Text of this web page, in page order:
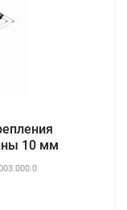
10 мм